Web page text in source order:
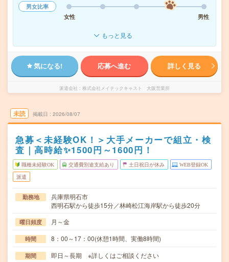
男女比率
女性
男性
もっと見る
気になる! 応募へ進む 詳しく見る
派遣会社 株式会社メイテックキャスト 大阪営業所
未読 掲載日 2026/08/07
急募＜未経験OK！＞大手メーカーで組立・検
査｜高時給✨1500円～1600円！
職種未経験OK 交通費別途支給あり 土日祝日が休み WEB登録OK
派遣
勤務地
兵庫県明石市
西明石駅から徒歩15分／林崎松江海岸駅から徒歩20分
曜日頻度 月～金
時間 8：00～17：00(休憩1時間、実働8時間)
期間 即日～長期 ※詳しくはご相談ください